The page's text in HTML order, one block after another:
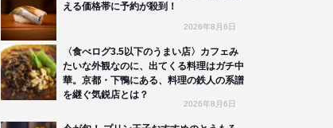
える価格帯に予約が殺到！
2026年8月6日
〈食べログ3.5以下のうまい店〉カフェみ
たいな外観なのに、出てくる料理はガチ中
華。京都・下鴨にある、料理の鉄人の系譜
を継ぐ気鋭店とは？
2026年8月6日